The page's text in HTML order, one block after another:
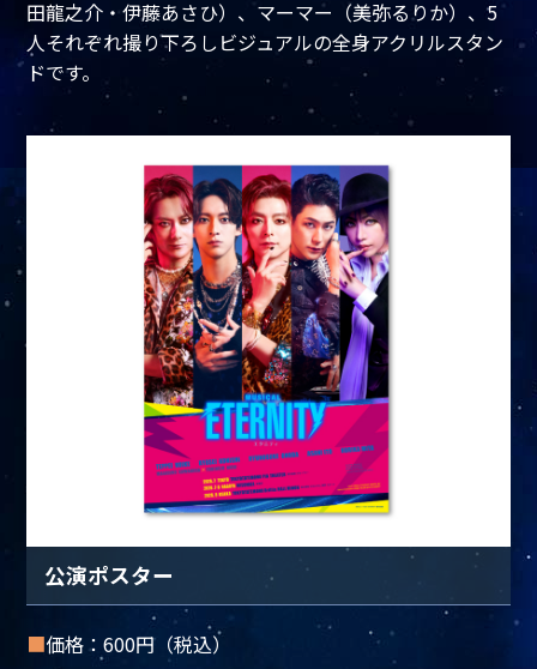
田龍之介・伊藤あさひ）、マーマー（美弥るりか）、5
人それぞれ撮り下ろしビジュアルの全身アクリルスタン
ドです。
公演ポスター
■価格：600円（税込）